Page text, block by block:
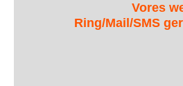
Vores
Ring/Mail/SMS